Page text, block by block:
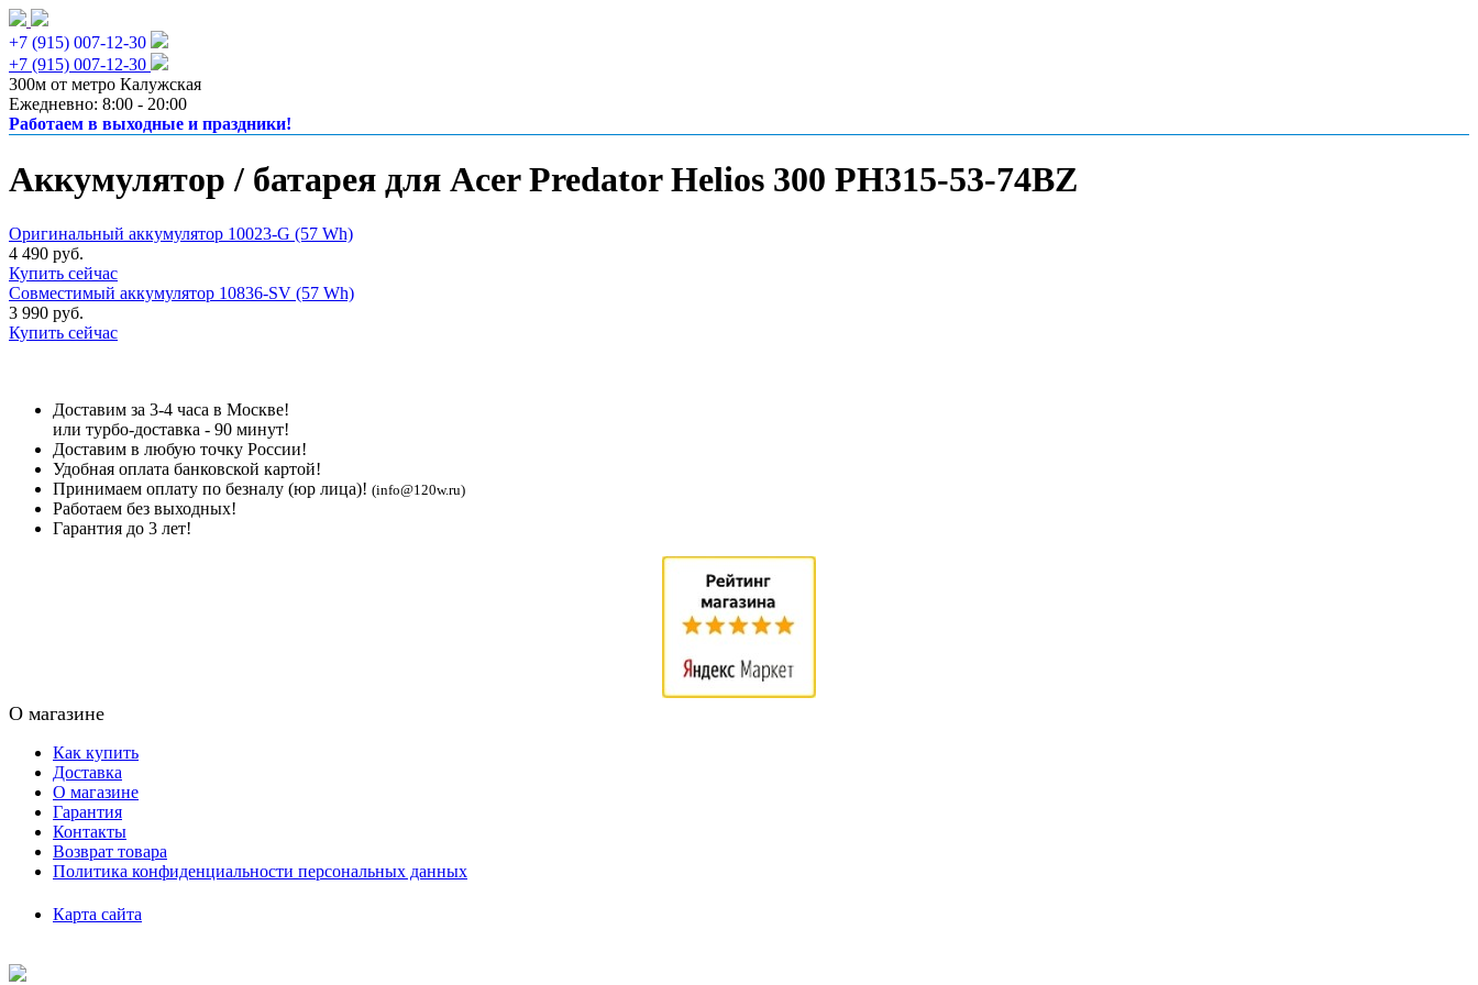
+7 (915) 007-12-30
+7 (915) 007-12-30
300м от метро Калужская
Ежедневно: 8:00 - 20:00
Работаем в выходные и праздники!
Аккумулятор / батарея для Acer Predator Helios 300 PH315-53-74BZ
Оригинальный аккумулятор 10023-G (57 Wh)
4 490 руб.
Купить сейчас
Совместимый аккумулятор 10836-SV (57 Wh)
3 990 руб.
Купить сейчас
Доставим за 3-4 часа в Москве!
или турбо-доставка - 90 минут!
Доставим в любую точку России!
Удобная оплата банковской картой!
Принимаем оплату по безналу (юр лица)! (info@120w.ru)
Работаем без выходных!
Гарантия до 3 лет!
О магазине
Как купить
Доставка
О магазине
Гарантия
Контакты
Возврат товара
Политика конфиденциальности персональных данных
Карта сайта